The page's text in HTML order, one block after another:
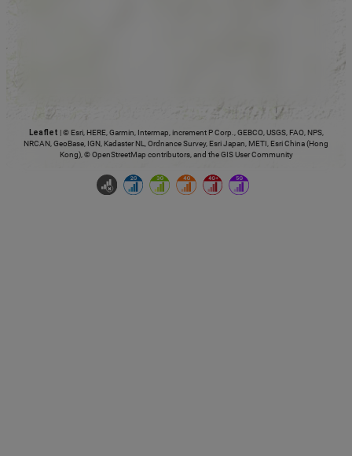
Leaflet
© Esri, HERE, Garmin, Intermap, increment P Corp., GEBCO, USGS, FAO, NPS,
NRCAN, GeoBase, IGN, Kadaster NL, Ordnance Survey, Esri Japan, METI, Esri China (Hong
Kong), © OpenStreetMap contributors, and the GIS User Community